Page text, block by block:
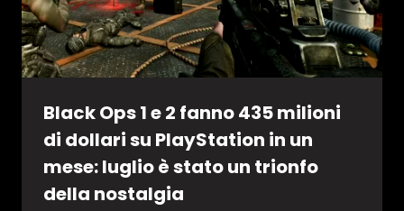
Black Ops 1 e 2 fanno 435 milioni
di dollari su PlayStation in un
mese: luglio è stato un trionfo
della nostalgia